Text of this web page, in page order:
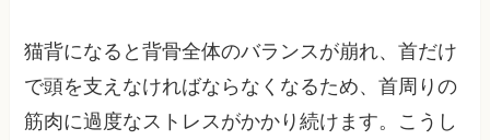
猫背になると背骨全体のバランスが崩れ、首だけ
で頭を支えなければならなくなるため、首周りの
筋肉に過度なストレスがかかり続けます。こうし